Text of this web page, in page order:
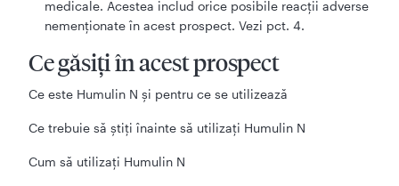
medicale. Acestea includ orice posibile reacții adverse
nemenționate în acest prospect. Vezi pct. 4.
Ce găsiți în acest prospect
Ce este Humulin N şi pentru ce se utilizează
Ce trebuie să știți înainte să utilizaţi Humulin N
Cum să utilizaţi Humulin N